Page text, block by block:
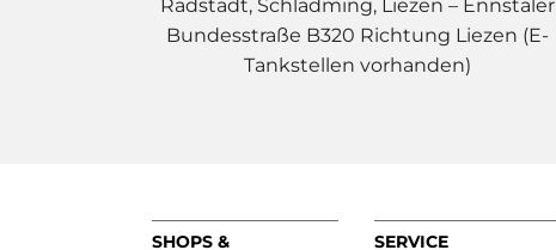
Radstadt, Schladming, Liezen – Ennstaler
Bundesstraße B320 Richtung Liezen (E-
Tankstellen vorhanden)